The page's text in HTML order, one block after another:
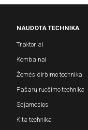
NAUDOTA TECHNIKA
Traktoriai
Kombainai
Žemės dirbimo technika
Pašarų ruošimo technika
Sėjamosios
Kita technika